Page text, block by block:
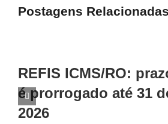
Postagens Relacionadas
REFIS ICMS/RO:
é prorrogado até 31
2026